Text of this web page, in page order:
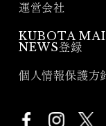
運営会社
KUBOTA
NEWS登録
個人情報保護方